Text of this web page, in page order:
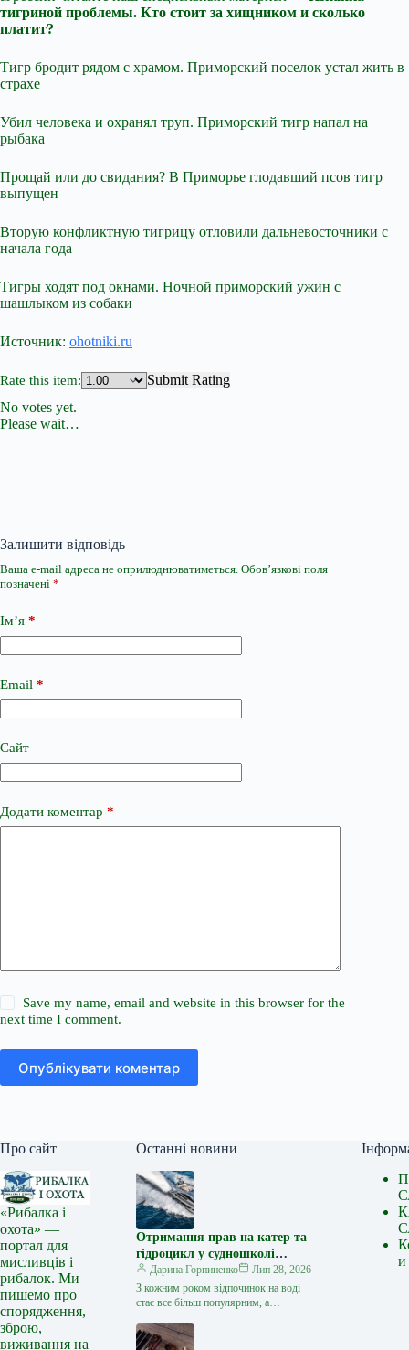
тигриной проблемы. Кто стоит за хищником и сколько
платит?
Тигр бродит рядом с храмом. Приморский поселок устал жить в
страхе
Убил человека и охранял труп. Приморский тигр напал на
рыбака
Прощай или до свидания? В Приморье глодавший псов тигр
выпущен
Вторую конфликтную тигрицу отловили дальневосточники с
начала года
Тигры ходят под окнами. Ночной приморский ужин с
шашлыком из собаки
Источник: ohotniki.ru
Rate this item:
Submit Rating
No votes yet.
Please wait…
Залишити відповідь
Ваша e-mail адреса не оприлюднюватиметься. Обов’язкові поля
позначені *
Ім’я *
Email *
Сайт
Додати коментар *
Save my name, email and website in this browser for the
next time I comment.
Опублікувати коментар
Про сайт
«Рибалка і
охота» —
портал для
мисливців і
рибалок. Ми
пишемо про
спорядження,
зброю,
виживання на
Останні новини
Отримання прав на катер та
гідроцикл у судношколі
«Либідь-А»: від теорії до
іспиту
Дарина Горпиненко
Лип 28, 2026
З кожним роком відпочинок на воді
стає все більш популярним, а
чи гідроциклом відкриває нові
горизонти…
и